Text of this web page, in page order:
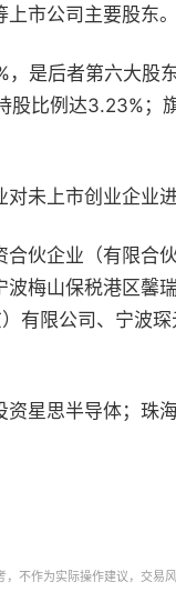
市公司主要股东。
是后者第六大
比例达3.23%
未上市创业企业
伙企业（有限
梅山保税港区
限公司、宁波
星思半导体；
不作为实际操作建议，交易风